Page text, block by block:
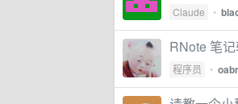
Claude •
RNote 笔
程序员 •